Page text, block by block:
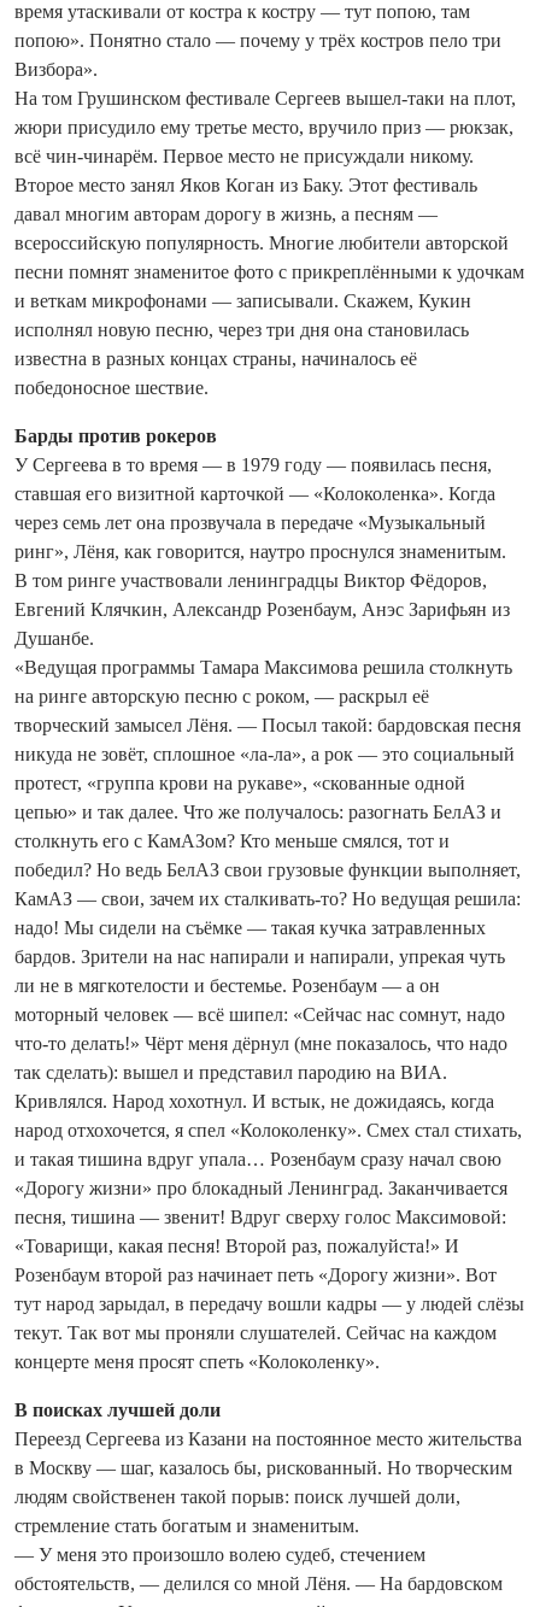
время утаскивали от костра к костру — тут попою, там
попою». Понятно стало — почему у трёх костров пело три
Визбора».
На том Грушинском фестивале Сергеев вышел-таки на плот,
жюри присудило ему третье место, вручило приз — рюкзак,
всё чин‑чинарём. Первое место не присуждали никому.
Второе место занял Яков Коган из Баку. Этот фестиваль
давал многим авторам дорогу в жизнь, а песням —
всероссийскую популярность. Многие любители авторской
песни помнят знаменитое фото с прикреплёнными к удочкам
и веткам микрофонами — записывали. Скажем, Кукин
исполнял новую песню, через три дня она становилась
известна в разных концах страны, начиналось её
победоносное шествие.
Барды против рокеров
У Сергеева в то время — в 1979 го­ду — появилась песня,
ставшая его визитной карточкой — «Колоколенка». Когда
через семь лет она прозвучала в передаче «Музыкальный
ринг», Лёня, как говорится, наутро проснулся знаменитым.
В том ринге участвовали ленинградцы Виктор Фёдоров,
Евгений Клячкин, Александр Розенбаум, Анэс Зарифь­ян из
Душанбе.
«Ведущая программы Тамара Максимова решила столкнуть
на ринге авторскую песню с роком, — раскрыл её
творческий замысел Лёня. — Посыл такой: бардовская песня
никуда не зовёт, сплошное «ла-ла», а рок — это социальный
протест, «группа крови на рукаве», «скованные одной
цепью» и так далее. Что же получалось: разогнать БелАЗ и
столкнуть его с КамАЗом? Кто меньше смялся, тот и
победил? Но ведь БелАЗ свои грузовые функции выполняет,
КамАЗ — свои, зачем их сталкивать-то? Но ведущая решила:
надо! Мы сидели на съёмке — такая кучка затравленных
бардов. Зрители на нас напирали и напирали, упрекая чуть
ли не в мягкотелости и бестемье. Розенбаум — а он
моторный человек — всё шипел: «Сейчас нас сомнут, надо
что-то делать!» Чёрт меня дёрнул (мне показалось, что надо
так сделать): вышел и представил пародию на ВИА.
Кривлялся. Народ хохотнул. И встык, не дожидаясь, когда
народ отхохочется, я спел «Колоколенку». Смех стал стихать,
и такая тишина вдруг упала… Розенбаум сразу начал свою
«Дорогу жизни» про блокадный Ленинград. Заканчивается
песня, тишина — звенит! Вдруг сверху голос Максимовой:
«Товарищи, какая песня! Второй раз, пожалуйста!» И
Розенбаум второй раз начинает петь «Дорогу жизни». Вот
тут народ зарыдал, в передачу вошли кадры — у людей слёзы
текут. Так вот мы проняли слушателей. Сейчас на каждом
концерте меня просят спеть «Колоколенку».
В поисках лучшей доли
Переезд Сергеева из Казани на постоянное место жительства
в Москву — шаг, казалось бы, рискованный. Но творческим
людям свойственен такой порыв: поиск лучшей доли,
стремление стать богатым и знаменитым.
— У меня это произошло волею судеб, стечением
обстоятельств, — делился со мной Лёня. — На бардовском